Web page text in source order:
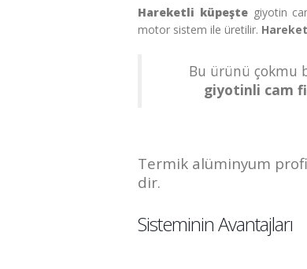
Hareketli küpeştegiyotin
motor sistem ile üretilir.
Bu ürünü çokmu
giyotinli cam
Termik alüminyum
dir.
Sisteminin Avantajları